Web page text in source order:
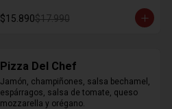
$15.890$17.990
Pizza Del Chef
Jamón, champiñones, salsa bechamel,
espárragos, salsa de tomate, queso
mozzarella y orégano.